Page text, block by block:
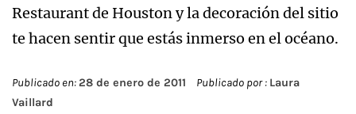
Restaurant de Houston y la decoración del sitio
te hacen sentir que estás inmerso en el océano.
Publicado en:28 de enero de 2011 Publicado por : Laura
Vaillard